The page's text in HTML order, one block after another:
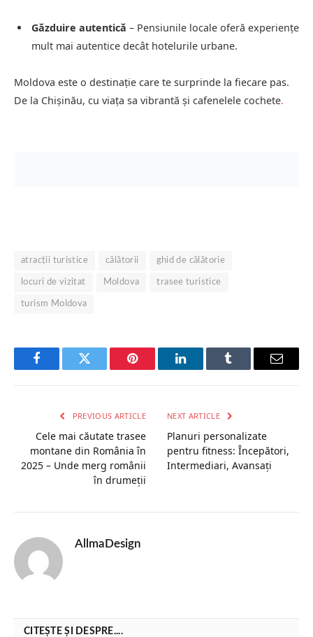
Găzduire autentică – Pensiunile locale oferă experiențe
mult mai autentice decât hotelurile urbane.
Moldova este o destinație care te surprinde la fiecare pas.
De la Chișinău, cu viața sa vibrantă și cafenelele cochete.
atracții turistice călătorii ghid de călătorie
locuri de vizitat Moldova trasee turistice
turism Moldova
FacebookTwitter Pinterest LinkedInTumblr Email
PREVIOUS ARTICLE
Cele mai căutate trasee
montane din România în
2025 – Unde merg românii
în drumeții
NEXT ARTICLE
Planuri personalizate
pentru fitness: Începători,
Intermediari, Avansați
AllmaDesign
CITEȘTE ȘI DESPRE....